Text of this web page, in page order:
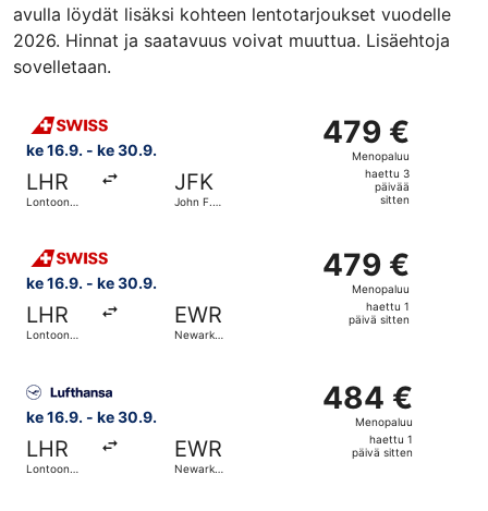
avulla löydät lisäksi kohteen lentotarjoukset vuodelle
2026. Hinnat ja saatavuus voivat muuttua. Lisäehtoja
sovelletaan.
ke 16.9. - ke 30.9.
LHR
Lontoon
JFK
John F.
479 €
Menopaluu,
haettu
479 €
Menopaluu
haettu 3
päivää
sitten
Valitse lentoyhtiön Swiss International Air Lines lento,
ke 16.9. - ke 30.9.
LHR
Lontoon
EWR
Newark
479 €
Menopaluu,
haettu
479 €
Menopaluu
haettu 1
päivä sitten
Valitse lentoyhtiön Swiss International Air Lines lento,
ke 16.9. - ke 30.9.
LHR
Lontoon
EWR
Newark
484 €
Menopaluu,
haettu
484 €
Menopaluu
haettu 1
päivä sitten